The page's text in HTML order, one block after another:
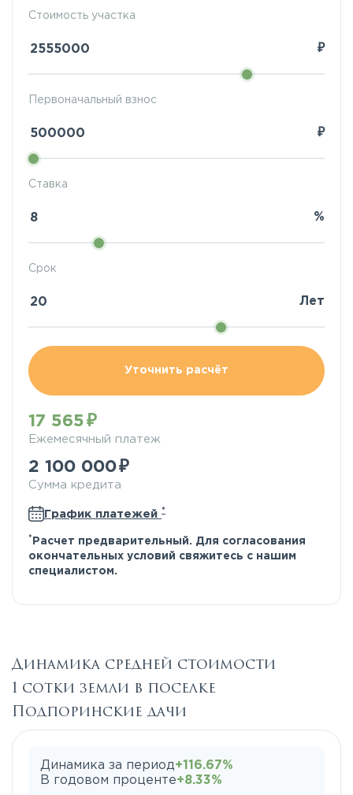
Стоимость участка
₽
Ставка
%
Первоначальный взнос
₽
Срок
Лет
Уточнить расчёт
17 565
Ежемесячный платеж
2 100 000
Сумма кредита
График платежей *
* Расчет предварительный. Для согласования
окончательных условий свяжитесь с нашим
специалистом.
Динамика средней стоимости
1 сотки земли в поселке
Подпоринские дачи
Динамика за период+116.67%
В годовом проценте+8.33%